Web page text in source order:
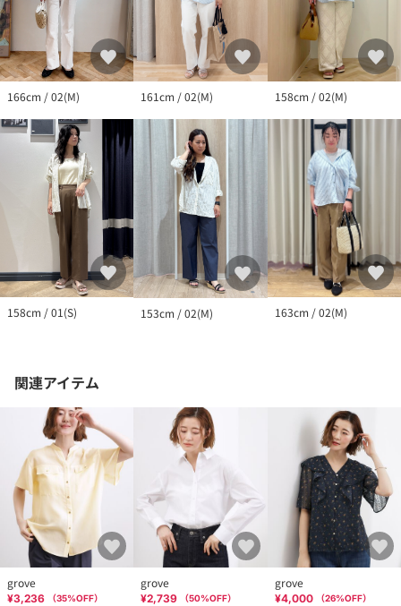
166cm / 02(M) 161cm / 02(M) 158cm / 02(M)
158cm / 01(S) 153cm / 02(M) 163cm / 02(M)
関連アイテム
grove
¥3,236 （35%OFF）
grove
¥2,739 （50%OFF）
grove
¥4,000 （26%OFF）